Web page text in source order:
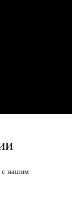
с нашим